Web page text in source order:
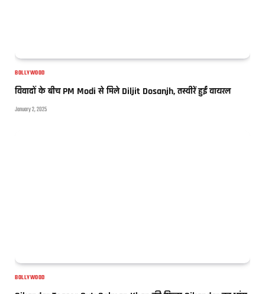
BOLLYWOOD
विवादों के बीच PM Modi से मिले Diljit Dosanjh, तस्वीरें हुईं वायरल
January 2, 2025
BOLLYWOOD